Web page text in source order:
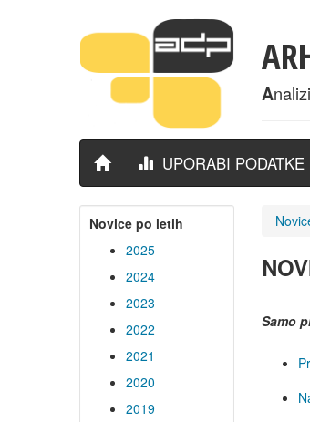
A
UPORABI PODATKE
Novice po letih
2025
2024
2023
2022
2021
2020
2019
Samo